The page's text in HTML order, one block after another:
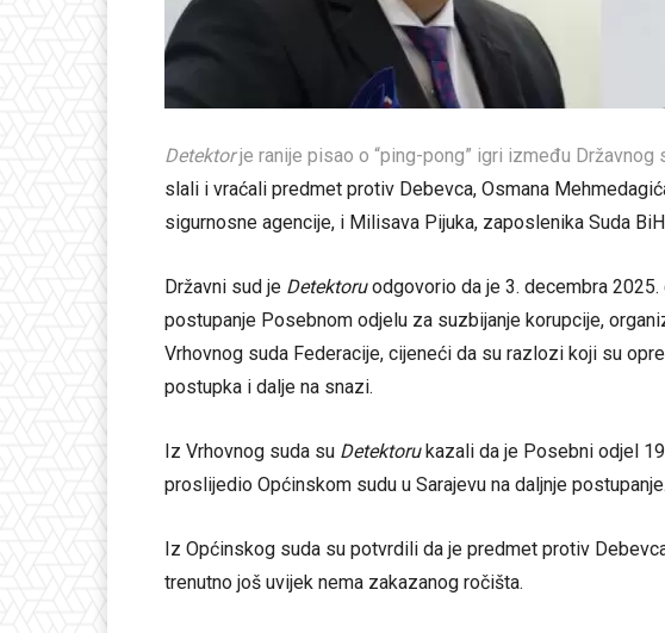
Detektorje ranije pisao o “ping-pong” igri između Državnog
slali i vraćali predmet protiv Debevca, Osmana
sigurnosne agencije, i Milisava Pijuka, zaposlenika Suda
Državni sud je Detektoruodgovorio da je 3. decembra
postupanje Posebnom odjelu za suzbijanje korupcije,
Vrhovnog suda Federacije, cijeneći da su razlozi koji su
postupka i dalje na snazi.
Iz Vrhovnog suda su Detektorukazali da je Posebni odjel
proslijedio Općinskom sudu u Sarajevu na daljnje postupanje.
Iz Općinskog suda su potvrdili da je predmet protiv
trenutno još uvijek nema zakazanog ročišta.